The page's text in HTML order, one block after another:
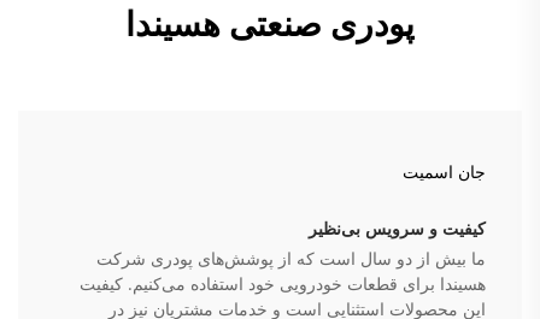
پودری صنعتی هسیندا
جان اسمیت
کیفیت و سرویس بی‌نظیر
ما بیش از دو سال است که از پوشش‌های پودری شرکت
هسیندا برای قطعات خودرویی خود استفاده می‌کنیم. کیفیت
این محصولات استثنایی است و خدمات مشتریان نیز در